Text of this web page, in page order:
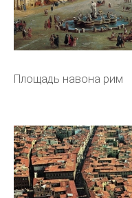
Площадь навона рим